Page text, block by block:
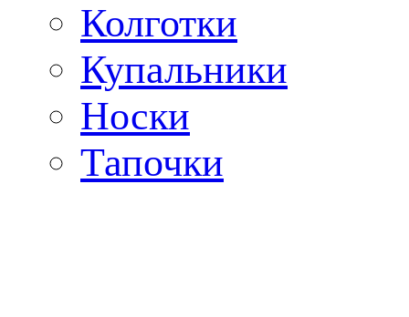
Колготки
Купальники
Носки
Тапочки